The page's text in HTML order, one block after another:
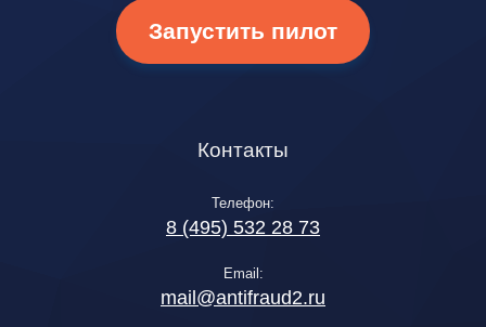
Запустить пилот
Контакты
Телефон:
8 (495) 532 28 73
Email:
mail@antifraud2.ru